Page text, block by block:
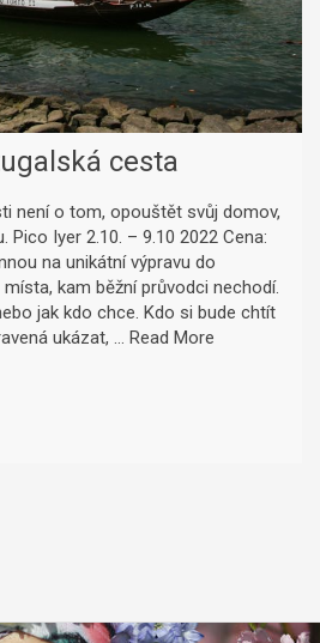
cesta
není o tom, opouštět svůj domov,
Iyer 2.10. – 9.10 2022 Cena:
na unikátní výpravu do
kam běžní průvodci nechodí.
jak kdo chce. Kdo si bude chtít
ukázat, … Read More